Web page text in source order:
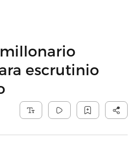
escrutinio